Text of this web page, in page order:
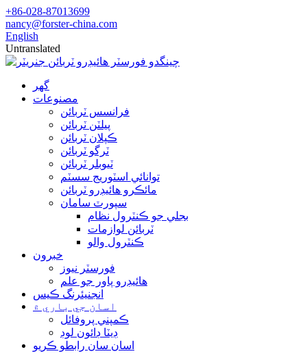
+86-028-87013699
nancy@forster-china.com
English
Untranslated
گھر
مصنوعات
فرانسس ٽربائن
پيلٽن ٽربائن
ڪپلان ٽربائن
ٽرگو ٽربائن
ٽيوبلر ٽربائن
توانائي اسٽوريج سسٽم
مائڪرو هائيڊرو ٽربائن
سپورٽ سامان
بجلي جو ڪنٽرول نظام
ٽربائن لوازمات
ڪنٽرول والو
خبرون
فورسٽر نيوز
هائيڊرو پاور جو علم
انجنيئرنگ ڪيس
اسان جي باري ۾
ڪمپني پروفائل
ڊيٽا ڊائون لوڊ
اسان سان رابطو ڪريو